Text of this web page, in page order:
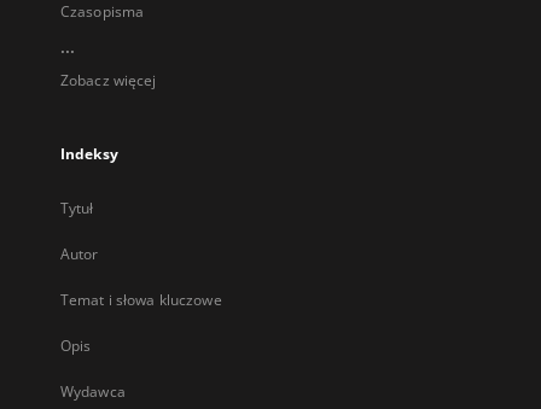
Czasopisma
...
Zobacz więcej
Indeksy
Tytuł
Autor
Temat i słowa kluczowe
Opis
Wydawca